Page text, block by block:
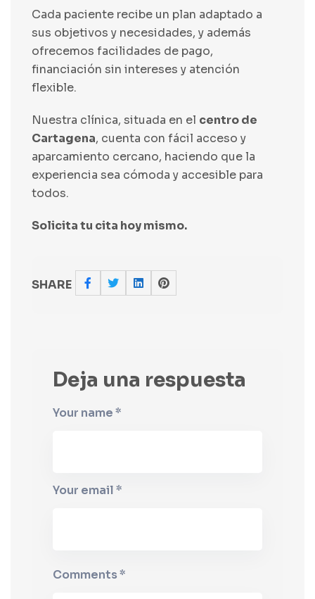
Cada paciente recibe un plan adaptado a
sus objetivos y necesidades, y además
ofrecemos facilidades de pago,
financiación sin intereses y atención
flexible.
Nuestra clínica, situada en el centro de
Cartagena, cuenta con fácil acceso y
aparcamiento cercano, haciendo que la
experiencia sea cómoda y accesible para
todos.
Solicita tu cita hoy mismo.
SHARE
Deja una respuesta
Your name *
Your email *
Comments *